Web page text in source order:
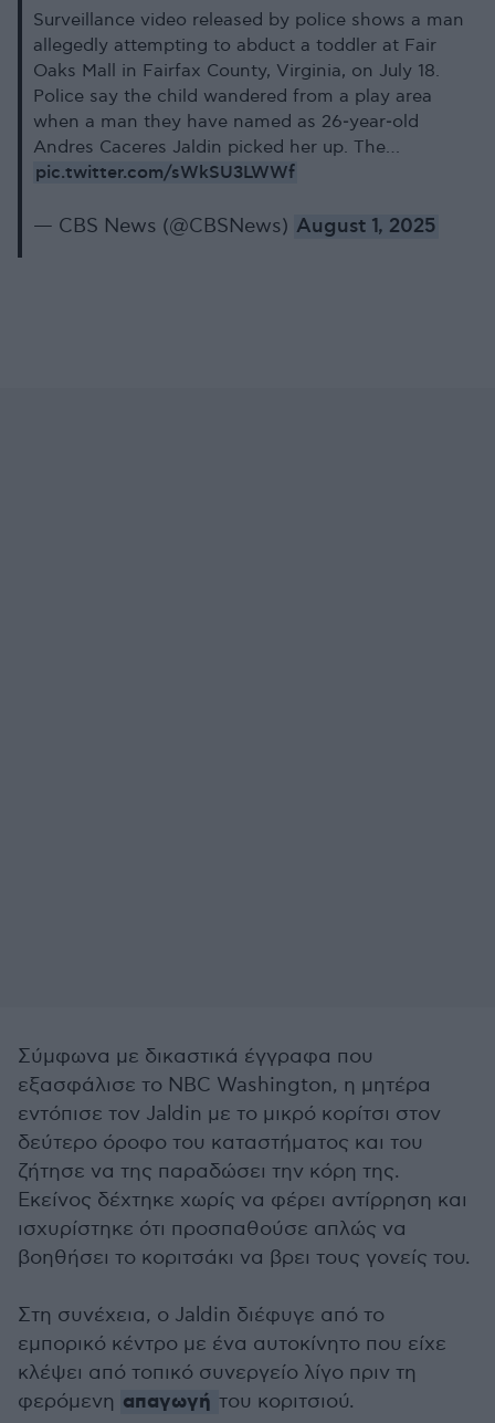
Surveillance video released by police shows a man
allegedly attempting to abduct a toddler at Fair
Oaks Mall in Fairfax County, Virginia, on July 18.
Police say the child wandered from a play area
when a man they have named as 26‑year‑old
Andres Caceres Jaldin picked her up. The…
pic.twitter.com/sWkSU3LWWf
— CBS News (@CBSNews) August 1, 2025
Σύμφωνα με δικαστικά έγγραφα που
εξασφάλισε το NBC Washington, η μητέρα
εντόπισε τον Jaldin με το μικρό κορίτσι στον
δεύτερο όροφο του καταστήματος και του
ζήτησε να της παραδώσει την κόρη της.
Εκείνος δέχτηκε χωρίς να φέρει αντίρρηση και
ισχυρίστηκε ότι προσπαθούσε απλώς να
βοηθήσει το κοριτσάκι να βρει τους γονείς του.
Στη συνέχεια, ο Jaldin διέφυγε από το
εμπορικό κέντρο με ένα αυτοκίνητο που είχε
κλέψει από τοπικό συνεργείο λίγο πριν τη
φερόμενη απαγωγή του κοριτσιού.